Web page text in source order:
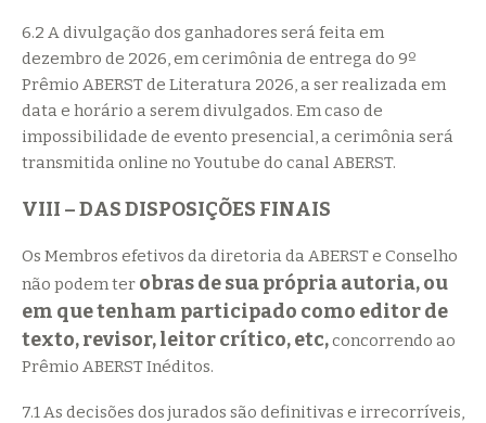
6.2 A divulgação dos ganhadores será feita em
dezembro de 2026, em cerimônia de entrega do 9º
Prêmio ABERST de Literatura 2026, a ser realizada em
data e horário a serem divulgados. Em caso de
impossibilidade de evento presencial, a cerimônia será
transmitida online no Youtube do canal ABERST.
VIII – DAS DISPOSIÇÕES FINAIS
Os Membros efetivos da diretoria da ABERST e Conselho
não podem ter obras de sua própria autoria, ou
em que tenham participado como editor de
texto, revisor, leitor crítico, etc,concorrendo ao
Prêmio ABERST Inéditos.
7.1 As decisões dos jurados são definitivas e irrecorríveis,